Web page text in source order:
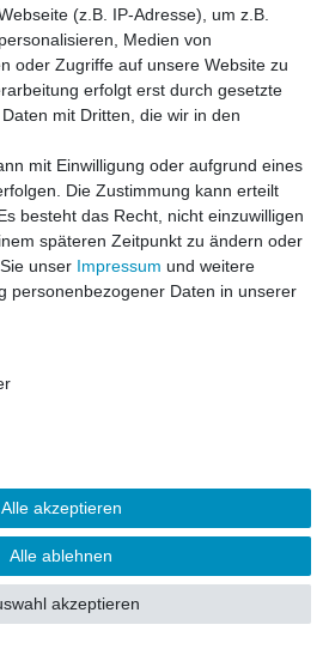
AGB
Widerrufs­recht
| Alle Rechte vorbehalten.
(z.B. IP-Adresse), um z.B.
Medien von
oder Zugriffe auf unsere Website zu
erfolgt erst durch gesetzte
mit Dritten, die wir in den
mit Einwilligung oder aufgrund eines
Die Zustimmung kann erteilt
besteht das Recht, nicht einzuwilligen
späteren Zeitpunkt zu ändern oder
unser Impressum und weitere
personenbezogener Daten in unserer
Alle akzeptieren
Alle ablehnen
akzeptieren